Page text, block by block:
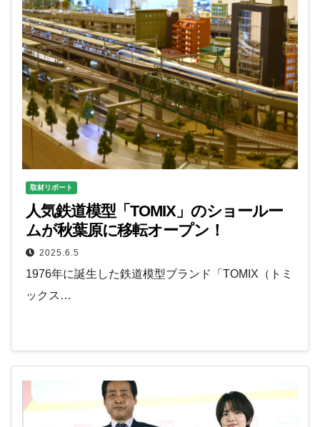
取材リポート
人気鉄道模型「TOMIX」のショールー
ムが秋葉原に移転オープン！
2025.6.5
1976年に誕生した鉄道模型ブランド「TOMIX（トミ
ックス…